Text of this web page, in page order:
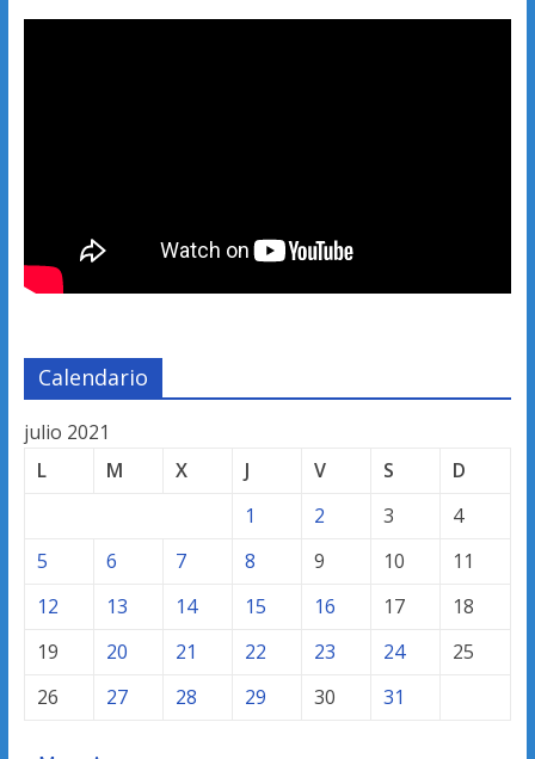
Calendario
julio 2021
L
M X J V S
D
1
2 3
4
5
6 7 8 9 10
11
12
13 14 15 16 17
18
19
20 21 22 23 24
25
26
27 28 29 30 31